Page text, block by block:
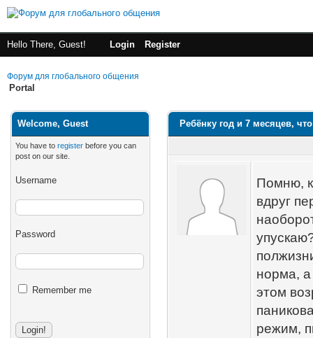
Hello There, Guest! Login Register
Форум для глобального общения
Portal
Welcome, Guest
You have to register before you can
post on our site.
Username
Password
Remember me
Ребёнку год и 7 месяцев,
Помню,
вдруг
норма, а
этом
режим,